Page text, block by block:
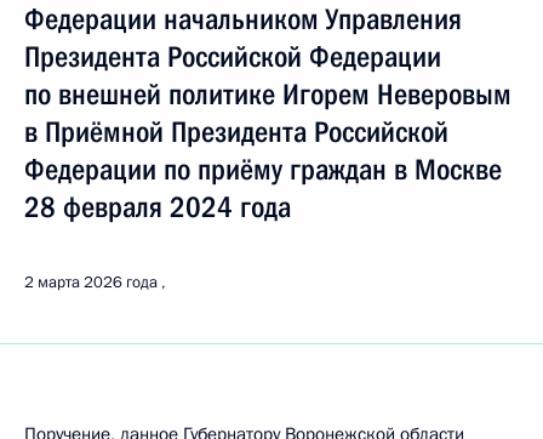
Федерации начальником Управления
Президента Российской Федерации
по внешней политике Игорем Неверовым
в Приёмной Президента Российской
Федерации по приёму граждан в Москве
28 февраля 2024 года
2 марта 2026 года
Поручение, данное Губернатору Воронежской области